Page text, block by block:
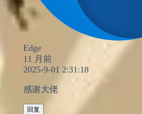
Edge
11 月前
2025-9-01 2:31:18
感谢大佬
回复